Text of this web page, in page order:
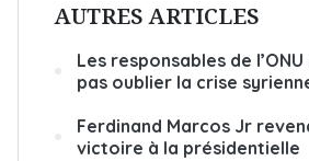
AUTRES ARTICLES
Les responsables de
pas oublier la crise
Ferdinand Marcos Jr
victoire à la présidentielle